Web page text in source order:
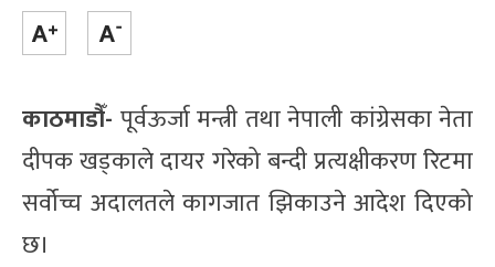
काठमाडौँ- पूर्वऊर्जा मन्त्री तथा नेपाली कांग्रेसका नेता
दीपक खड्काले दायर गरेको बन्दी प्रत्यक्षीकरण रिटमा
सर्वोच्च अदालतले कागजात झिकाउने आदेश दिएको
छ।